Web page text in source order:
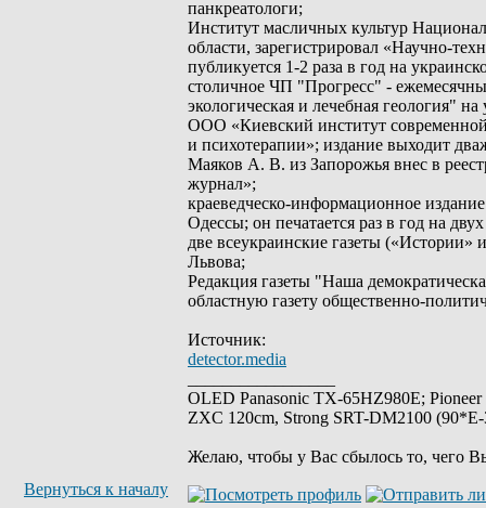
панкреатологи;
Институт масличных культур
области, зарегистрировал «Научно-
публикуется 1-2 раза в год на
столичное ЧП "Прогресс" -
экологическая и лечебная геология"
ООО «Киевский институт
и психотерапии»; издание выходит
Маяков А. В. из Запорожья внес в
журнал»;
краеведческо-информационное
Одессы; он печатается раз в год на
две всеукраинские газеты
Львова;
Редакция газеты "Наша
областную газету общественно-
Источник:
detector.media
OLED Panasonic TX-65HZ980E;
ZXC 120cm, Strong SRT-DM2100
Желаю, чтобы у Вас сбылось то, чего
Вернуться к началу